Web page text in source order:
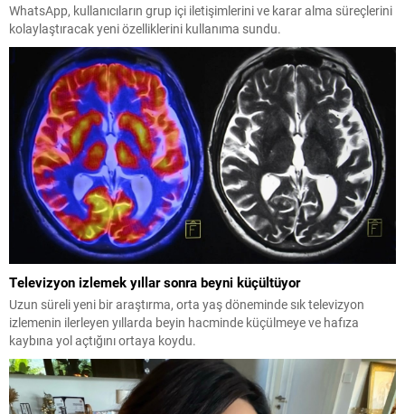
WhatsApp, kullanıcıların grup içi iletişimlerini ve karar alma süreçlerini
kolaylaştıracak yeni özelliklerini kullanıma sundu.
Televizyon izlemek yıllar sonra beyni küçültüyor
Uzun süreli yeni bir araştırma, orta yaş döneminde sık televizyon
izlemenin ilerleyen yıllarda beyin hacminde küçülmeye ve hafıza
kaybına yol açtığını ortaya koydu.